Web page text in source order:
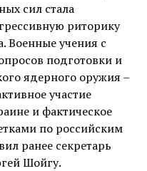
сил стала
риторику
Военные учения с
подготовки и
ядерного оружия –
участие
и фактическое
по российским
ранее секретарь
Шойгу.